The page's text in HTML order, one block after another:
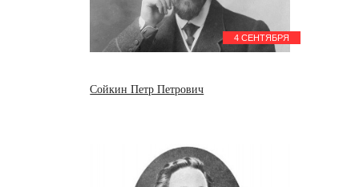
4 СЕНТЯБРЯ
Сойкин Петр Петрович